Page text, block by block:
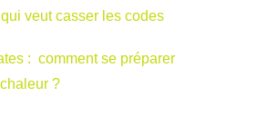
veut casser les codes
: comment se préparer
?